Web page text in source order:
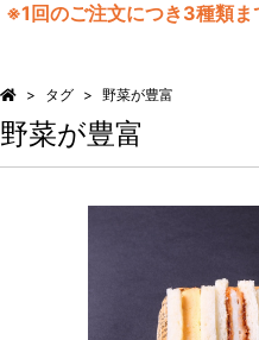
※1回のご注文につき3種類
タグ 野菜が豊富
野菜が豊富